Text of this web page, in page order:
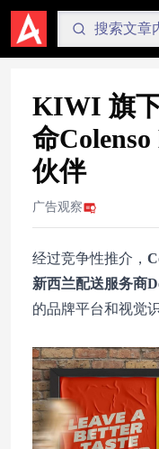
KIWI 旗
命
伙伴
广告观察
经过竞争性推介，
新西兰配送服务商
的品牌平台和视觉